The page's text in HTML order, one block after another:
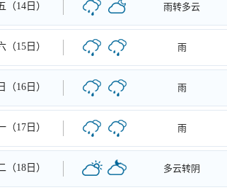
（14日） 雨转多云
（15日） 雨
（16日） 雨
（17日） 雨
（18日） 多云转阴